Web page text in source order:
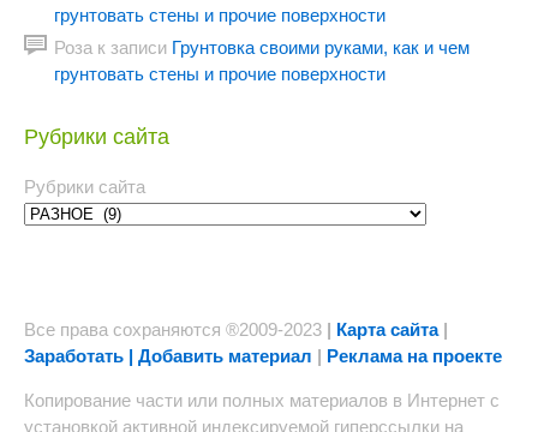
грунтовать стены и прочие поверхности
Роза к записи Грунтовка своими руками, как и чем
грунтовать стены и прочие поверхности
Рубрики сайта
Рубрики сайта
Все права сохраняются ®2009-2023 | Карта сайта|
Заработать | Добавить материал | Реклама на проекте
Копирование части или полных материалов в Интернет с
установкой активной индексируемой гиперссылки на